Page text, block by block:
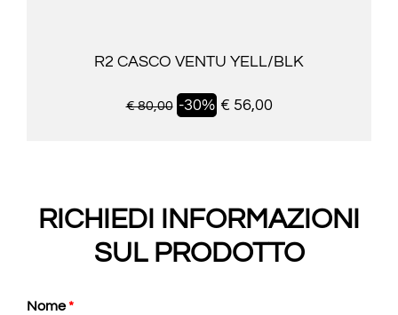
R2 CASCO VENTU YELL/BLK
€ 80,00 -30% € 56,00
RICHIEDI INFORMAZIONI
SUL PRODOTTO
Nome*